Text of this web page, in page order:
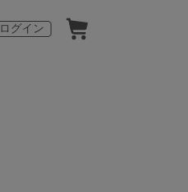
ログイン